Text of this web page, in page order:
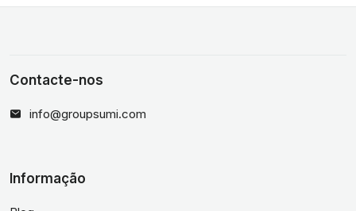
Contacte-nos
info@groupsumi.com
Informação